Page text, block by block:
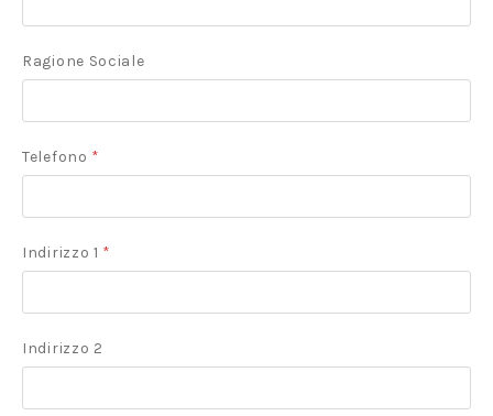
Ragione Sociale
Telefono *
Indirizzo 1 *
Indirizzo 2